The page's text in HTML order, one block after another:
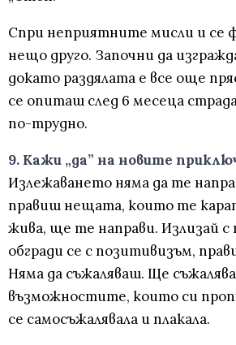
Спри неприятните мисли и се
нещо друго. Започни да
докато раздялата е все още
се опиташ след 6 месеца
по-трудно.
9. Кажи „да” на новите
Излежаването няма да те
правиш нещата, които те
жива, ще те направи. Излизай с
обгради се с позитивизъм,
Няма да съжаляваш. Ще
възможностите, които си
се самосъжалявала и плакала.